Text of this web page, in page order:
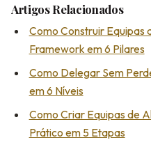
Artigos Relacionados
Como Construir Equipas
Framework em 6 Pilares
Como Delegar Sem
em 6 Níveis
Como Criar Equipas de
Prático em 5 Etapas